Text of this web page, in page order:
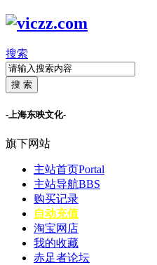
搜索
搜 索
-上海东映文化-
旗下网站
主站首页Portal
主站导航BBS
购买记录
自动充值
淘宝网店
我的收藏
赤足者论坛